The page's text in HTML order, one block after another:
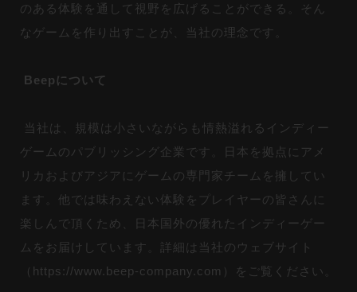
のある体験を通して視野を広げることができる。そん
なゲームを作り出すことが、当社の理念です。
Beepについて
当社は、規模は小さいながらも情熱溢れるインディー
ゲームのパブリッシング企業です。日本を拠点にアメ
リカおよびアジアにゲームの専門家チームを擁してい
ます。他では味わえない体験をプレイヤーの皆さんに
楽しんで頂くため、日本国外の優れたインディーゲー
ムをお届けしています。詳細は当社のウェブサイト
（ https://www.beep-company.com ）をご覧ください。